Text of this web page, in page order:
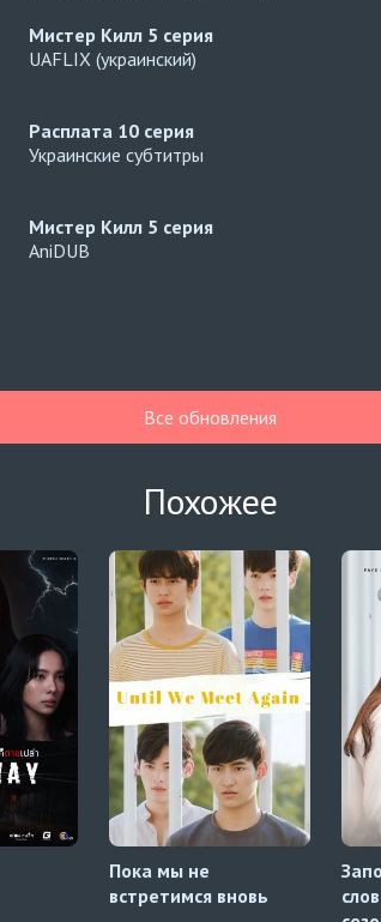
Мистер Килл 5 серия
UAFLIX (украинский)
Расплата 10 серия
Украинские субтитры
Мистер Килл 5 серия
AniDUB
Все обновления
Похожее
Пока мы не
встретимся вновь